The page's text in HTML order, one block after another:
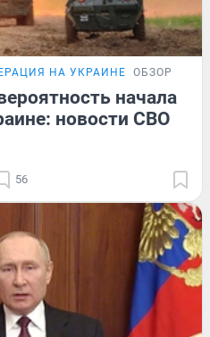
НА УКРАИНЕ ОБЗОР
начала
новости СВО
56